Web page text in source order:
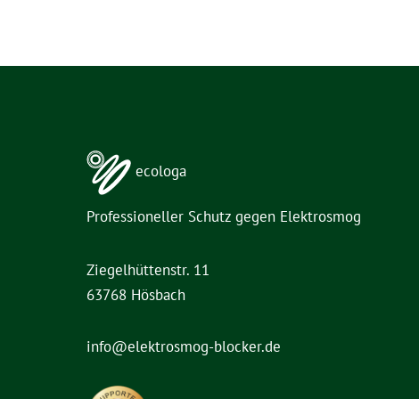
ecologa
Professioneller Schutz gegen Elektrosmog
Ziegelhüttenstr. 11
63768 Hösbach
info@elektrosmog-blocker.de